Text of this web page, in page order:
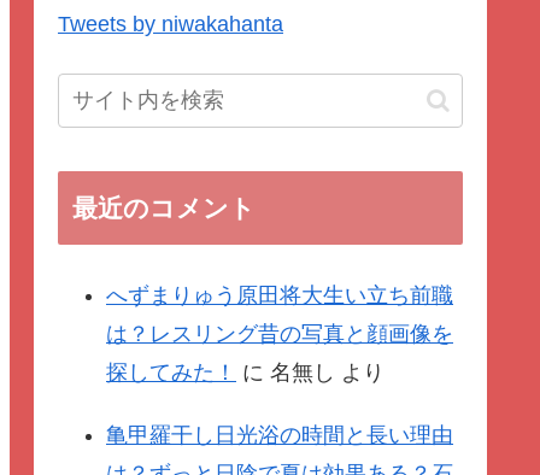
Tweets by niwakahanta
最近のコメント
へずまりゅう原田将大生い立ち前職
は？レスリング昔の写真と顔画像を
探してみた！
に 名無し より
亀甲羅干し日光浴の時間と長い理由